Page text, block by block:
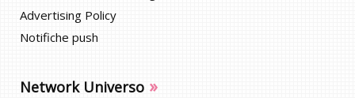
Advertising Policy
Notifiche push
Network Universo »